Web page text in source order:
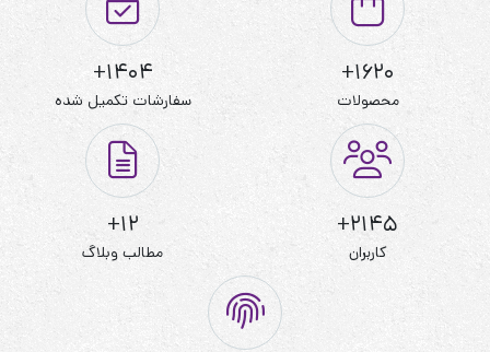
1620+
محصولات
1404+
سفارشات تکمیل شده
2145+
کاربران
12+
مطالب وبلاگ